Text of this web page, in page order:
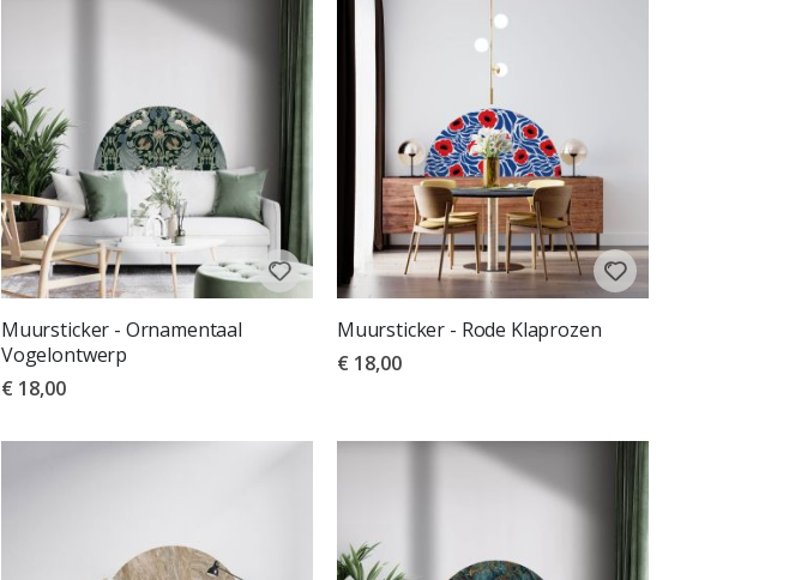
Muursticker - Ornamentaal
Vogelontwerp
€ 18,00
Muursticker - Rode Klaprozen
€ 18,00